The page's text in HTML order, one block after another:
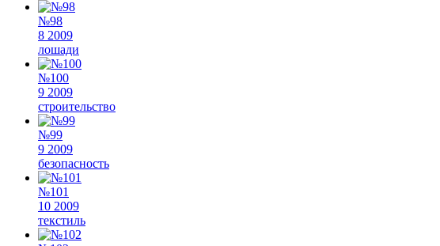
№98
8 2009
лошади
№100
9 2009
строительство
№99
9 2009
безопасность
№101
10 2009
текстиль